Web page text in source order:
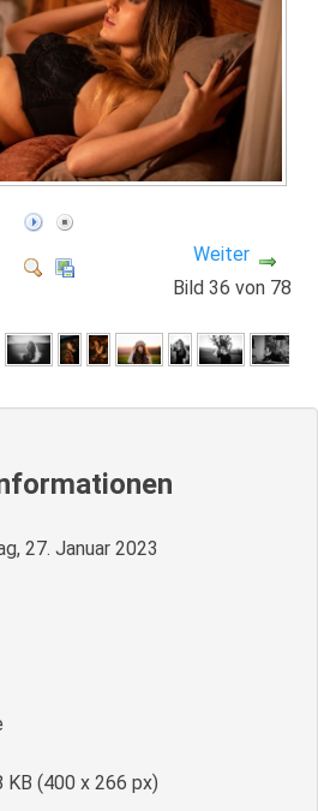
Weiter
Bild 36 von 78
27. Januar 2023
KB (400 x 266 px)